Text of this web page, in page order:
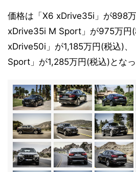
価格は「X6 xDrive35i」が898
xDrive35i M Sport」が975万円
xDrive50i」が1,185万円(税込)
Sport」が1,285万円(税込)となっ